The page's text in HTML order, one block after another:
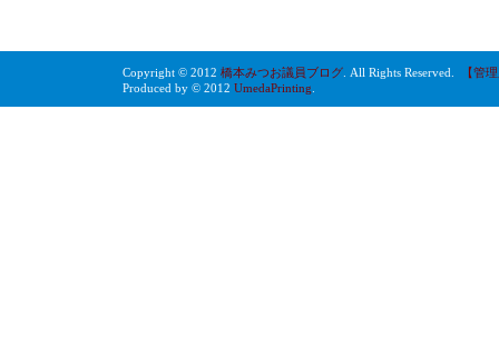
Copyright © 2012 橋本みつお議員ブログ . All Rights Reserved.
【管
Produced by © 2012 UmedaPrinting